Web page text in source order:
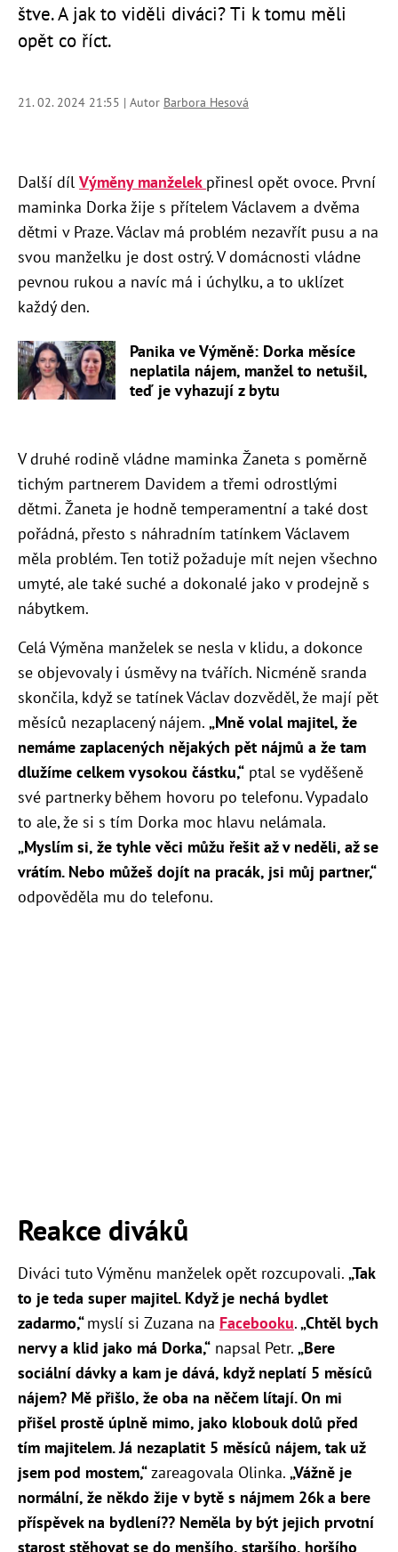
štve. A jak to viděli diváci? Ti k tomu měli
opět co říct.
21. 02. 2024 21:55 | Autor Barbora Hesová
Další díl Výměny manželek přinesl opět ovoce. První
maminka Dorka žije s přítelem Václavem a dvěma
dětmi v Praze. Václav má problém nezavřít pusu a na
svou manželku je dost ostrý. V domácnosti vládne
pevnou rukou a navíc má i úchylku, a to uklízet
každý den.
Panika ve Výměně: Dorka měsíce
neplatila nájem, manžel to netušil,
teď je vyhazují z bytu
V druhé rodině vládne maminka Žaneta s poměrně
tichým partnerem Davidem a třemi odrostlými
dětmi. Žaneta je hodně temperamentní a také dost
pořádná, přesto s náhradním tatínkem Václavem
měla problém. Ten totiž požaduje mít nejen všechno
umyté, ale také suché a dokonalé jako v prodejně s
nábytkem.
Celá Výměna manželek se nesla v klidu, a dokonce
se objevovaly i úsměvy na tvářích. Nicméně sranda
skončila, když se tatínek Václav dozvěděl, že mají pět
měsíců nezaplacený nájem. „Mně volal majitel, že
nemáme zaplacených nějakých pět nájmů a že tam
dlužíme celkem vysokou částku,“ ptal se vyděšeně
své partnerky během hovoru po telefonu. Vypadalo
to ale, že si s tím Dorka moc hlavu nelámala.
„Myslím si, že tyhle věci můžu řešit až v neděli, až se
vrátím. Nebo můžeš dojít na pracák, jsi můj partner,“
odpověděla mu do telefonu.
Reakce diváků
Diváci tuto Výměnu manželek opět rozcupovali. „Tak
to je teda super majitel. Když je nechá bydlet
zadarmo,“myslí si Zuzana na Facebooku.„Chtěl bych
nervy a klid jako má Dorka,“ napsal Petr. „Bere
sociální dávky a kam je dává, když neplatí 5 měsíců
nájem? Mě přišlo, že oba na něčem lítají. On mi
přišel prostě úplně mimo, jako klobouk dolů před
tím majitelem. Já nezaplatit 5 měsíců nájem, tak už
jsem pod mostem,“zareagovala Olinka. „Vážně je
normální, že někdo žije v bytě s nájmem 26k a bere
příspěvek na bydlení?? Neměla by být jejich prvotní
starost stěhovat se do menšího, staršího, horšího